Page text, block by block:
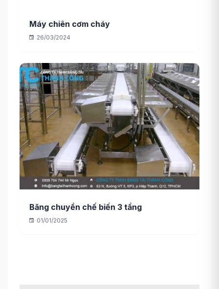
Máy chiên cơm cháy
26/03/2024
Băng chuyền chế biến 3 tầng
01/01/2025